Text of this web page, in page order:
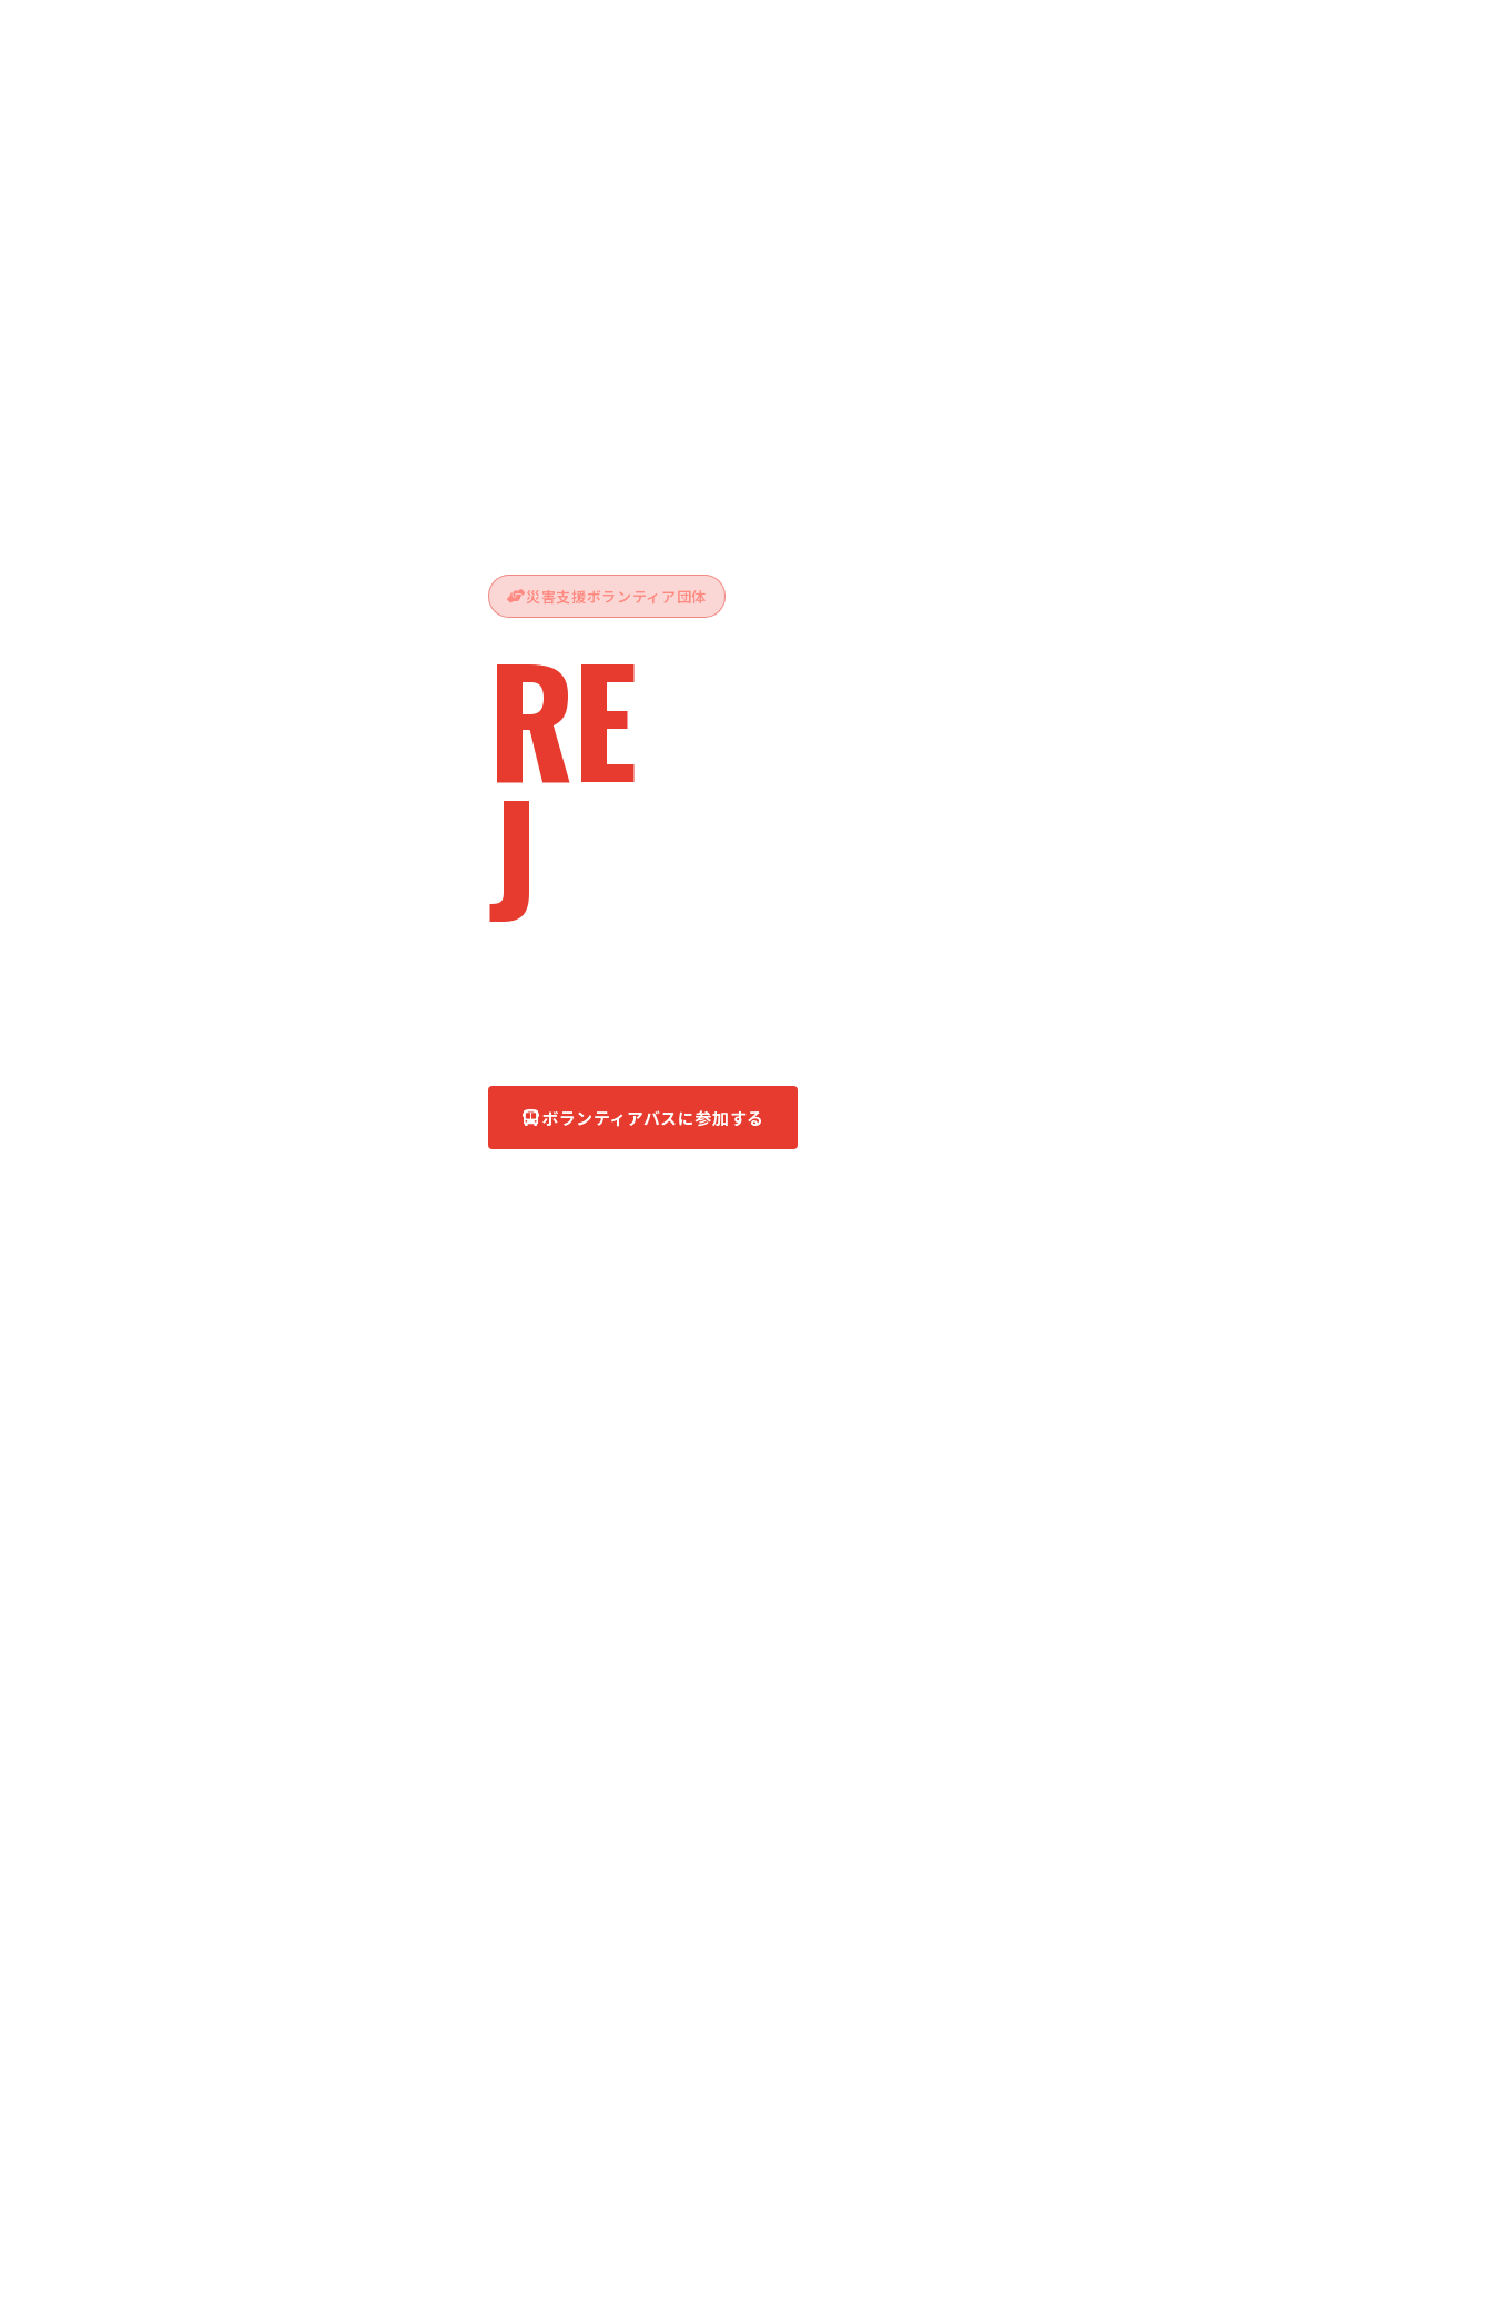
災害支援ボランティア団体
REvive
Japan
ボランティアバスに参加する